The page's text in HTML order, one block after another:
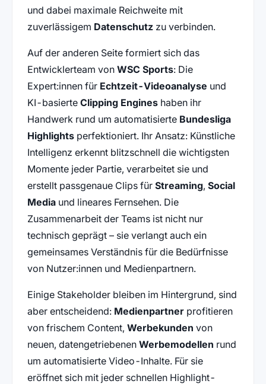
und dabei maximale Reichweite mit
zuverlässigem Datenschutzzu verbinden.
Auf der anderen Seite formiert sich das
Entwicklerteam von WSC Sports: Die
Expert:innen für Echtzeit-Videoanalyse und
KI-basierte Clipping Engineshaben ihr
Handwerk rund um automatisierte Bundesliga
Highlightsperfektioniert. Ihr Ansatz: Künstliche
Intelligenz erkennt blitzschnell die wichtigsten
Momente jeder Partie, verarbeitet sie und
erstellt passgenaue Clips für Streaming, Social
Mediaund lineares Fernsehen. Die
Zusammenarbeit der Teams ist nicht nur
technisch geprägt – sie verlangt auch ein
gemeinsames Verständnis für die Bedürfnisse
von Nutzer:innen und Medienpartnern.
Einige Stakeholder bleiben im Hintergrund, sind
aber entscheidend: Medienpartnerprofitieren
von frischem Content, Werbekunden von
neuen, datengetriebenen Werbemodellen rund
um automatisierte Video-Inhalte. Für sie
eröffnet sich mit jeder schnellen Highlight-